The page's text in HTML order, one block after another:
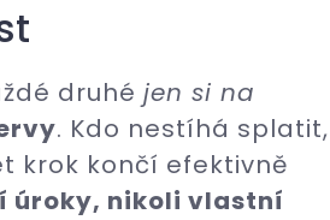
druhé jen si na
. Kdo nestíhá splatit,
krok končí efektivně
úroky, nikoli vlastní